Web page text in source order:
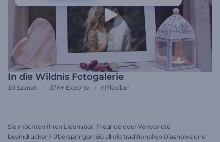
In die Wildnis Fotogalerie
30 Szenen 37K+ Exporte Flexibel
Sie möchten Ihren Liebhaber, Freunde oder Verwandte
beeindrucken? Überspringen Sie all die traditionellen Diashows und